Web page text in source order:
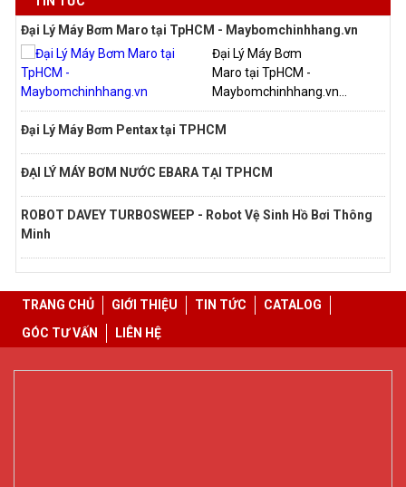
Đại Lý Máy Bơm Maro tại TpHCM - Maybomchinhhang.vn
Đại Lý Máy Bơm
Maro tại TpHCM -
Maybomchinhhang.vn...
Đại Lý Máy Bơm Pentax tại TPHCM
ĐẠI LÝ MÁY BƠM NƯỚC EBARA TẠI TPHCM
ROBOT DAVEY TURBOSWEEP - Robot Vệ Sinh Hồ Bơi Thông
Minh
TRANG CHỦ GIỚI THIỆU TIN TỨC
CATALOG
GÓC TƯ VẤN
LIÊN HỆ